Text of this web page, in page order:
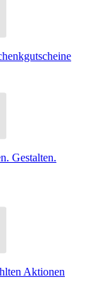
Gestalten.
Aktionen